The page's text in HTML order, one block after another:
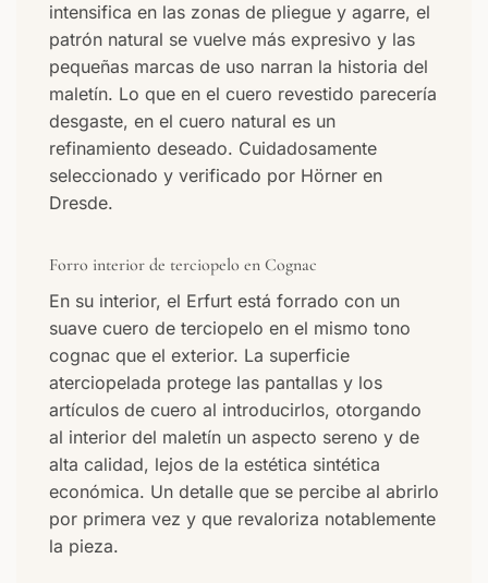
intensifica en las zonas de pliegue y agarre, el
patrón natural se vuelve más expresivo y las
pequeñas marcas de uso narran la historia del
maletín. Lo que en el cuero revestido parecería
desgaste, en el cuero natural es un
refinamiento deseado. Cuidadosamente
seleccionado y verificado por Hörner en
Dresde.
Forro interior de terciopelo en Cognac
En su interior, el Erfurt está forrado con un
suave cuero de terciopelo en el mismo tono
cognac que el exterior. La superficie
aterciopelada protege las pantallas y los
artículos de cuero al introducirlos, otorgando
al interior del maletín un aspecto sereno y de
alta calidad, lejos de la estética sintética
económica. Un detalle que se percibe al abrirlo
por primera vez y que revaloriza notablemente
la pieza.